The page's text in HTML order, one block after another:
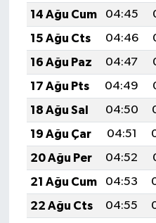
14 Ağu Cum
04:45
15 Ağu Cts
04:46
16 Ağu Paz
04:47
17 Ağu Pts
04:49
18 Ağu Sal
04:50
19 Ağu Çar
04:51
20 Ağu Per
04:52
21 Ağu Cum
04:53
22 Ağu Cts
04:55